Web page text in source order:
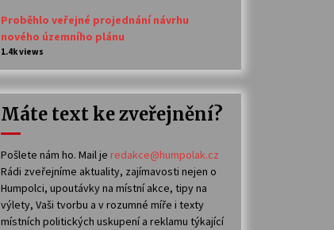
Proběhlo veřejné projednání návrhu
nového územního plánu
1.4k views
Máte text ke zveřejnění?
Pošlete nám ho. Mail je redakce@humpolak.cz
Rádi zveřejníme aktuality, zajímavosti nejen o
Humpolci, upoutávky na místní akce, tipy na
výlety, Vaši tvorbu a v rozumné míře i texty
místních politických uskupení a reklamu týkající